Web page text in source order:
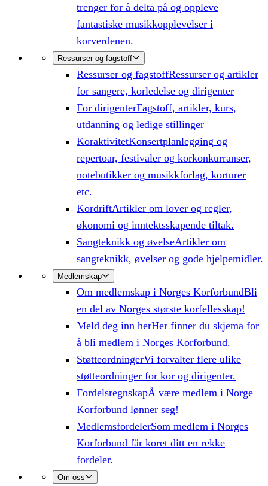
trenger for å delta på og oppleve
fantastiske musikkopplevelser i
korverdenen.
Ressurser og fagstoff
Ressurser og fagstoffRessurser og artikler
for sangere, korledelse og dirigenter
For dirigenterFagstoff, artikler, kurs,
utdanning og ledige stillinger
KoraktivitetKonsertplanlegging og
repertoar, festivaler og korkonkurranser,
notebutikker og musikkforlag, korturer
etc.
KordriftArtikler om lover og regler,
økonomi og inntektsskapende tiltak.
Sangteknikk og øvelseArtikler om
sangteknikk, øvelser og gode hjelpemidler.
Medlemskap
Om medlemskap i Norges KorforbundBli
en del av Norges største korfellesskap!
Meld deg inn herHer finner du skjema for
å bli medlem i Norges Korforbund.
StøtteordningerVi forvalter flere ulike
støtteordninger for kor og dirigenter.
FordelsregnskapÅ være medlem i Norge
Korforbund lønner seg!
MedlemsfordelerSom medlem i Norges
Korforbund får koret ditt en rekke
fordeler.
Om oss